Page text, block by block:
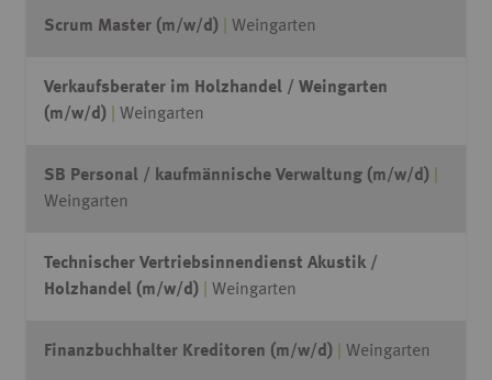
Scrum Master (m/w/d) Weingarten
Verkaufsberater im Holzhandel / Weingarten
(m/w/d)
Weingarten
SB Personal / kaufmännische Verwaltung (m/w/d)
Weingarten
Technischer Vertriebsinnendienst Akustik /
Holzhandel (m/w/d)
Weingarten
Finanzbuchhalter Kreditoren (m/w/d) Weingarten